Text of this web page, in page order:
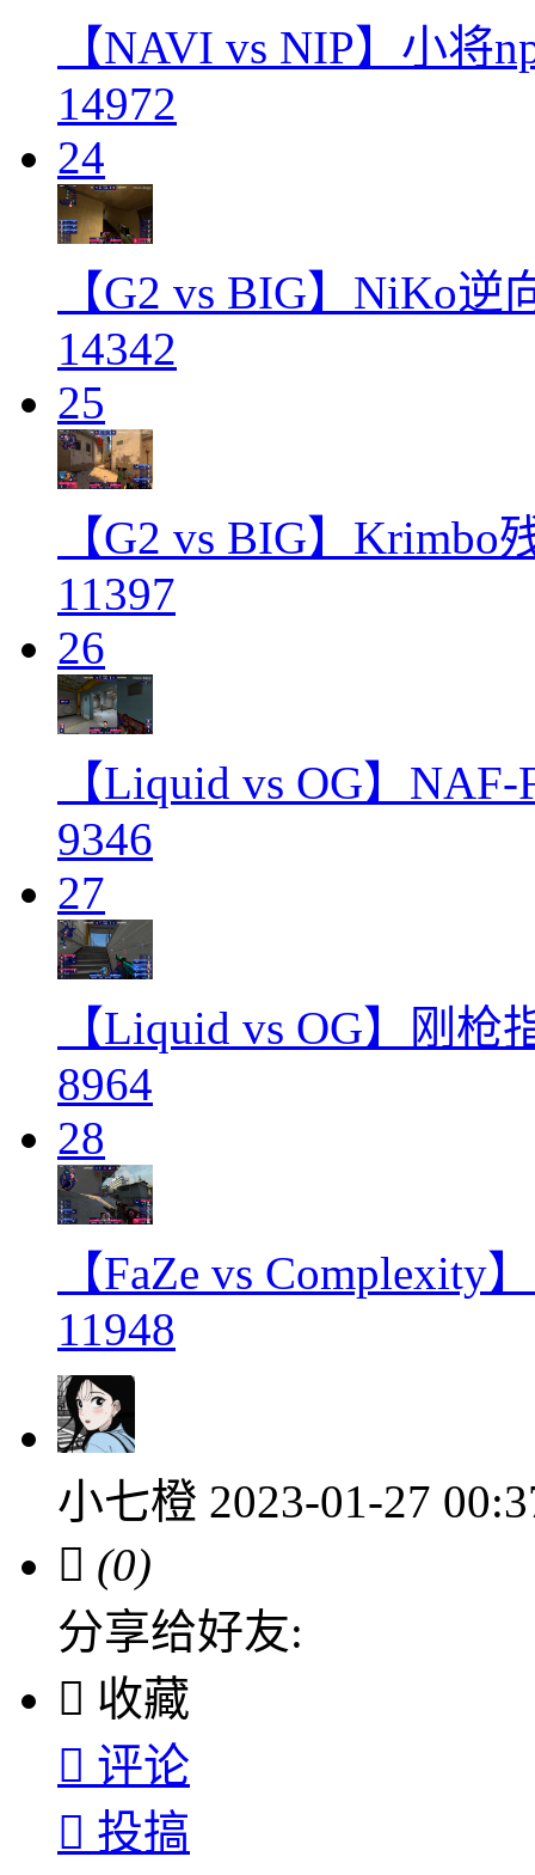
【NAVI vs NIP】小将
14972
24
【G2 vs BIG】NiKo
14342
25
【G2 vs BIG】Krimbo
11397
26
【Liquid vs OG】
9346
27
【Liquid vs OG】刚枪
8964
28
【FaZe vs Complexity
11948
小七橙 2023-01-27
 (0)
分享给好友:
 收藏
 评论
 投搞